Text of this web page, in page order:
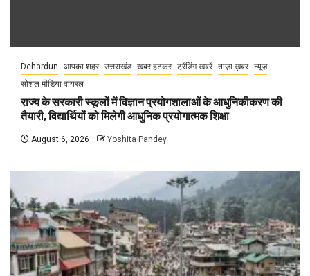
Dehardun आपका शहर उत्तराखंड खबर हटकर ट्रेंडिंग खबरें ताज़ा ख़बर न्यूज़
सोशल मीडिया वायरल
राज्य के सरकारी स्कूलों में विज्ञान प्रयोगशालाओं के आधुनिकीकरण की
तैयारी, विद्यार्थियों को मिलेगी आधुनिक प्रयोगात्मक शिक्षा
August 6, 2026 Yoshita Pandey